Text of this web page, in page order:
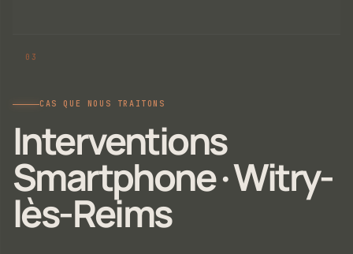
CAS QUE NOUS TRAITONS
Interventions
Smartphone · Witry-
lès-Reims